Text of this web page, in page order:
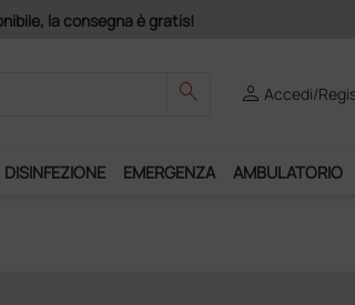
Acquistando il servizio "Ds Club", un
search personAccedi/
DISINFEZIONE EMERGENZA AMBULATORIO